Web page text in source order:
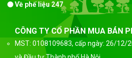
Về phế liệu 247
CÔNG TY CỔ PHẦN MUA BÁN
MST: 0108109683, cấp ngày: 26/12/